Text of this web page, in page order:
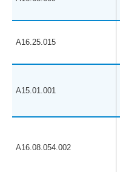
A16.25.015
A15.01.001
A16.08.054.002